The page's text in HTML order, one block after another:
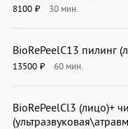
8100 ₽ 30 мин.
BioRePeelC13 пилинг
13500 ₽ 60 мин.
BioRePeelCl3 (лицо)+